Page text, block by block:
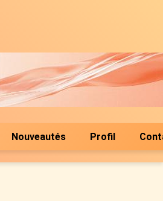
Nouveautés Profil